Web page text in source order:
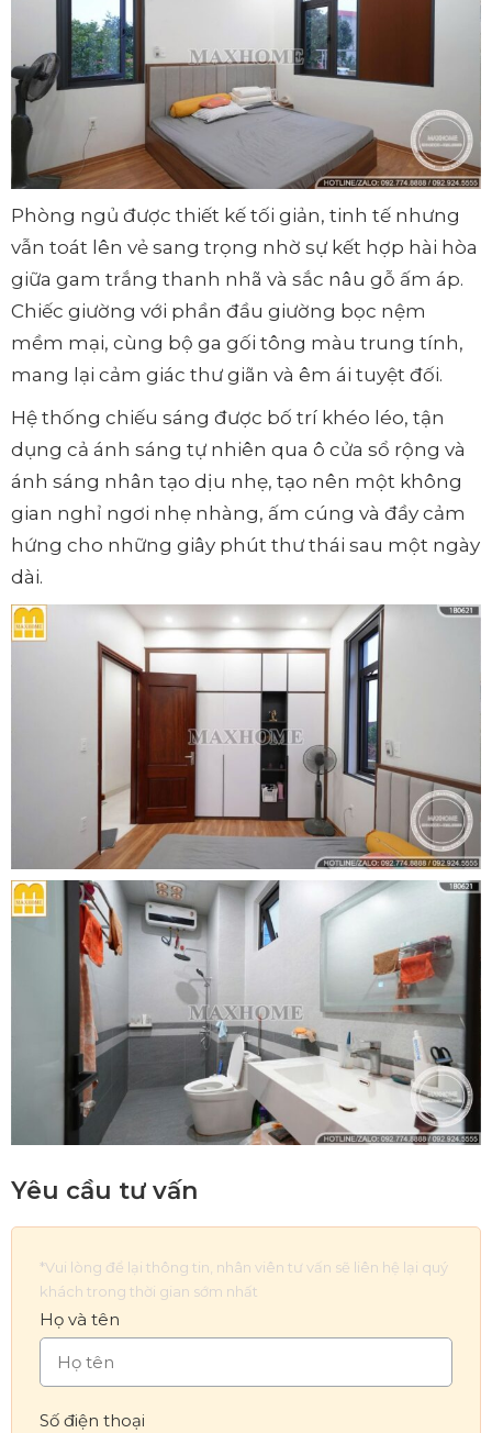
Phòng ngủ được thiết kế tối giản, tinh tế nhưng
vẫn toát lên vẻ sang trọng nhờ sự kết hợp hài hòa
giữa gam trắng thanh nhã và sắc nâu gỗ ấm áp.
Chiếc giường với phần đầu giường bọc nệm
mềm mại, cùng bộ ga gối tông màu trung tính,
mang lại cảm giác thư giãn và êm ái tuyệt đối.
Hệ thống chiếu sáng được bố trí khéo léo, tận
dụng cả ánh sáng tự nhiên qua ô cửa sổ rộng và
ánh sáng nhân tạo dịu nhẹ, tạo nên một không
gian nghỉ ngơi nhẹ nhàng, ấm cúng và đầy cảm
hứng cho những giây phút thư thái sau một ngày
dài.
Yêu cầu tư vấn
*Vui lòng để lại thông tin, nhân viên tư vấn sẽ liên hệ lại quý
khách trong thời gian sớm nhất
Họ và tên
Số điện thoại